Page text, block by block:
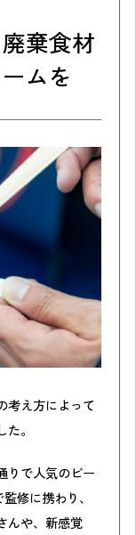
棄食材
ムを
考え方によって
。
りで人気のビー
修に携わり、
んや、新感覚